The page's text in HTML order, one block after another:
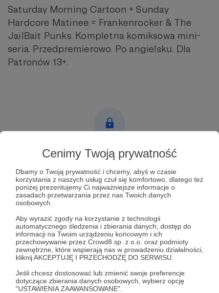
Cenimy Twoją prywatność
Dbamy o Twoją prywatność i chcemy, abyś w czasie
korzystania z naszych usług czuł się komfortowo, dlatego też
poniżej prezentujemy Ci najważniejsze informacje o
zasadach przetwarzania przez nas Twoich danych
osobowych.
Aby wyrazić zgody na korzystanie z technologii
automatycznego śledzenia i zbierania danych, dostęp do
informacji na Twoim urządzeniu końcowym i ich
przechowywanie przez Crowd8 sp. z o.o. oraz podmioty
zewnętrzne, które wspierają nas w prowadzeniu działalności,
kliknij AKCEPTUJĘ I PRZECHODZĘ DO SERWISU.
Jeśli chcesz dostosować lub zmienić swoje preferencje
dotyczące zbierania danych osobowych, wybierz opcję
"USTAWIENIA ZAAWANSOWANE".
Saturday Morning Cartoon + Sunday
Hardcore Matinee = Frankenrocker & The
JailBait Punks. Kompletna komiksowa mini-
seria. Przedpremierowo. Po angielsku. Dla
Patronów 13+.
Post dostępny tylko dla Patronów
Aby zobaczyć ten materiał musisz być zalogowany
Zostań Patronem
Zaloguj się
roel torres frankenrocker and the jailbait punks bad kids press